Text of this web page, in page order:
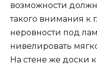
возможности
такого внимания к
неровности под
нивелировать
На стене же доски